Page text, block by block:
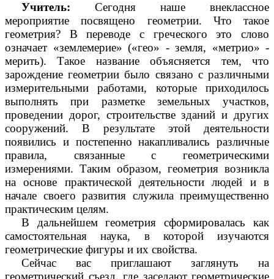
Учитель: Сегодня наше внеклассное
мероприятие посвящено геометрии. Что такое
геометрия? В переводе с греческого это слово
означает «землемерие» («гео» - земля, «метрио» -
мерить). Такое название объясняется тем, что
зарождение геометрии было связано с различными
измерительными работами, которые приходилось
выполнять при разметке земельных участков,
проведении дорог, строительстве зданий и других
сооружений. В результате этой деятельности
появились и постепенно накапливались различные
правила, связанные с геометрическими
измерениями. Таким образом, геометрия возникла
на основе практической деятельности людей и в
начале своего развития служила преимущественно
практическим целям.
В дальнейшем геометрия сформировалась как
самостоятельная наука, в которой изучаются
геометрические фигуры и их свойства.
Сейчас вас приглашают заглянуть на